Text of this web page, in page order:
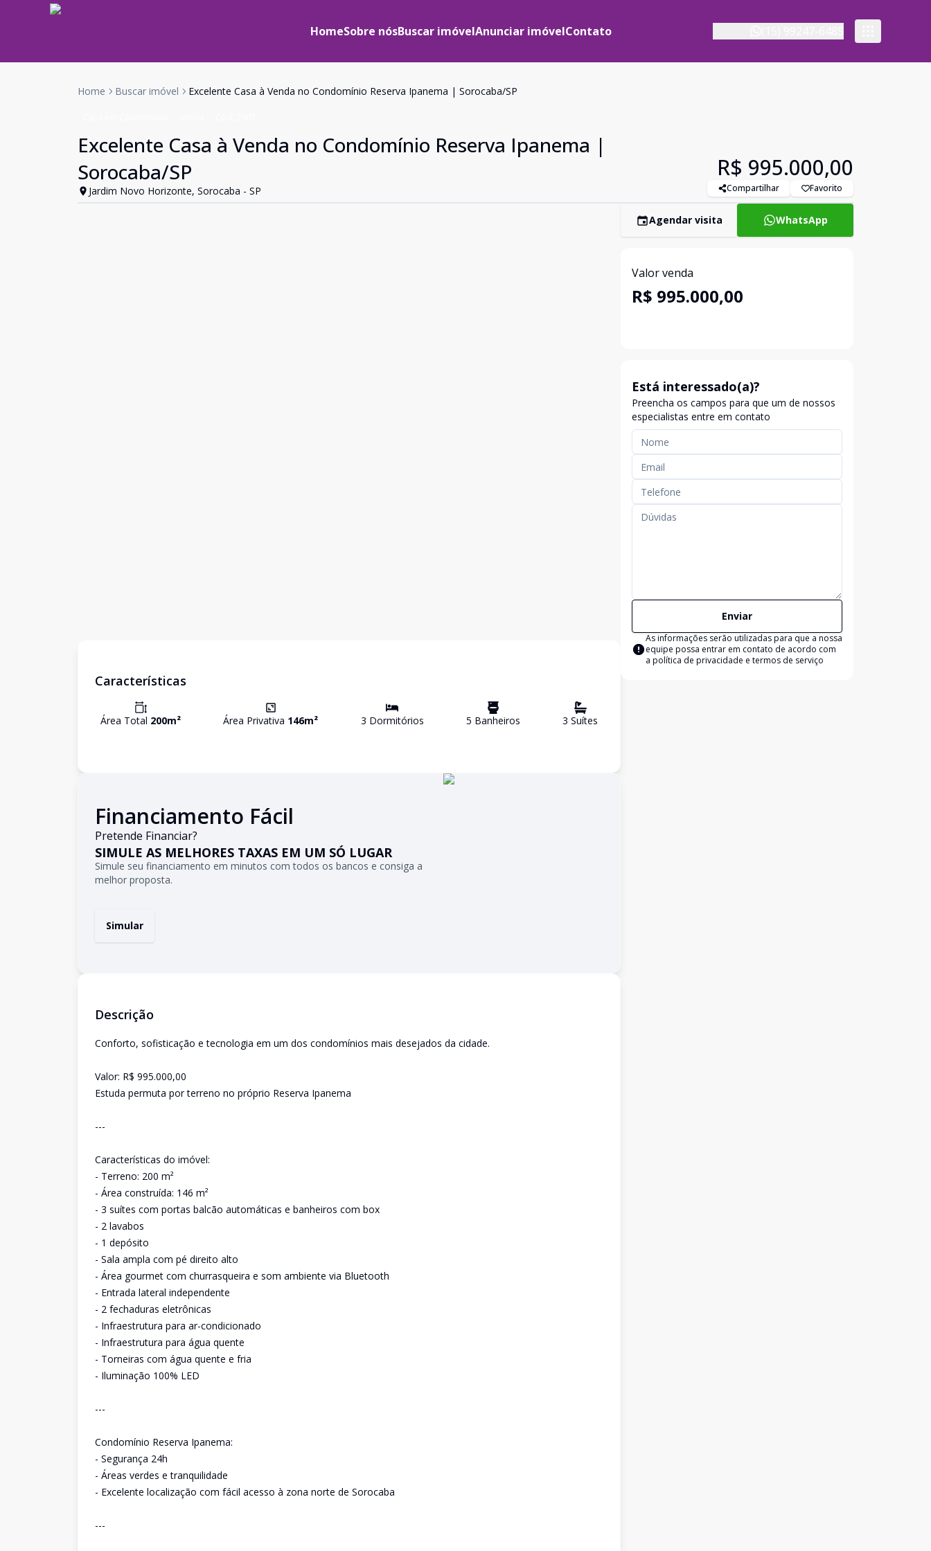
HomeSobre nósBuscar imóvelAnunciar imóvelContato
Home Buscar imóvel Excelente Casa à Venda no Condomínio Reserva Ipanema | Sorocaba/SP
Excelente Casa à Venda no Condomínio Reserva Ipanema |
Sorocaba/SP
Jardim Novo Horizonte, Sorocaba - SP
R$ 995.000,00
Compartilhar Favorito
Características
Área Total 200m² Área Privativa 146m² 3 Dormitórios 5 Banheiros 3 Suítes
Financiamento Fácil
Pretende Financiar?
SIMULE AS MELHORES TAXAS EM UM SÓ LUGAR
Simule seu financiamento em minutos com todos os bancos e consiga a
melhor proposta.
Simular
Descrição
Conforto, sofisticação e tecnologia em um dos condomínios mais desejados da cidade.
Valor: R$ 995.000,00
Estuda permuta por terreno no próprio Reserva Ipanema
---
Características do imóvel:
- Terreno: 200 m²
- Área construída: 146 m²
- 3 suítes com portas balcão automáticas e banheiros com box
- 2 lavabos
- 1 depósito
- Sala ampla com pé direito alto
- Área gourmet com churrasqueira e som ambiente via Bluetooth
- Entrada lateral independente
- 2 fechaduras eletrônicas
- Infraestrutura para ar-condicionado
- Infraestrutura para água quente
- Torneiras com água quente e fria
- Iluminação 100% LED
---
Condomínio Reserva Ipanema:
- Segurança 24h
- Áreas verdes e tranquilidade
- Excelente localização com fácil acesso à zona norte de Sorocaba
---
Agendar visita WhatsApp
Valor venda
R$ 995.000,00
Está interessado(a)?
Preencha os campos para que um de nossos
especialistas entre em contato
Enviar
As informações serão utilizadas para que a nossa
equipe possa entrar em contato de acordo com
a política de privacidade e termos de serviço